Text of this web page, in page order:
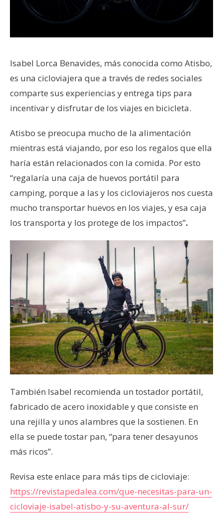
Isabel Lorca Benavides, más conocida como Atisbo,
es una cicloviajera que a través de redes sociales
comparte sus experiencias y entrega tips para
incentivar y disfrutar de los viajes en bicicleta.
Atisbo se preocupa mucho de la alimentación
mientras está viajando, por eso los regalos que ella
haría están relacionados con la comida. Por esto
“regalaría una caja de huevos portátil para
camping, porque a las y los cicloviajeros nos cuesta
mucho transportar huevos en los viajes, y esa caja
los transporta y los protege de los impactos”.
También Isabel recomienda un tostador portátil,
fabricado de acero inoxidable y que consiste en
una rejilla y unos alambres que la sostienen. En
ella se puede tostar pan, “para tener desayunos
más ricos”.
Revisa este enlace para más tips de cicloviaje:
https://revistapedalea.com/que-necesitas-para-un-
cicloviaje-isabel-atisbo-y-su-aventura-al-sur/